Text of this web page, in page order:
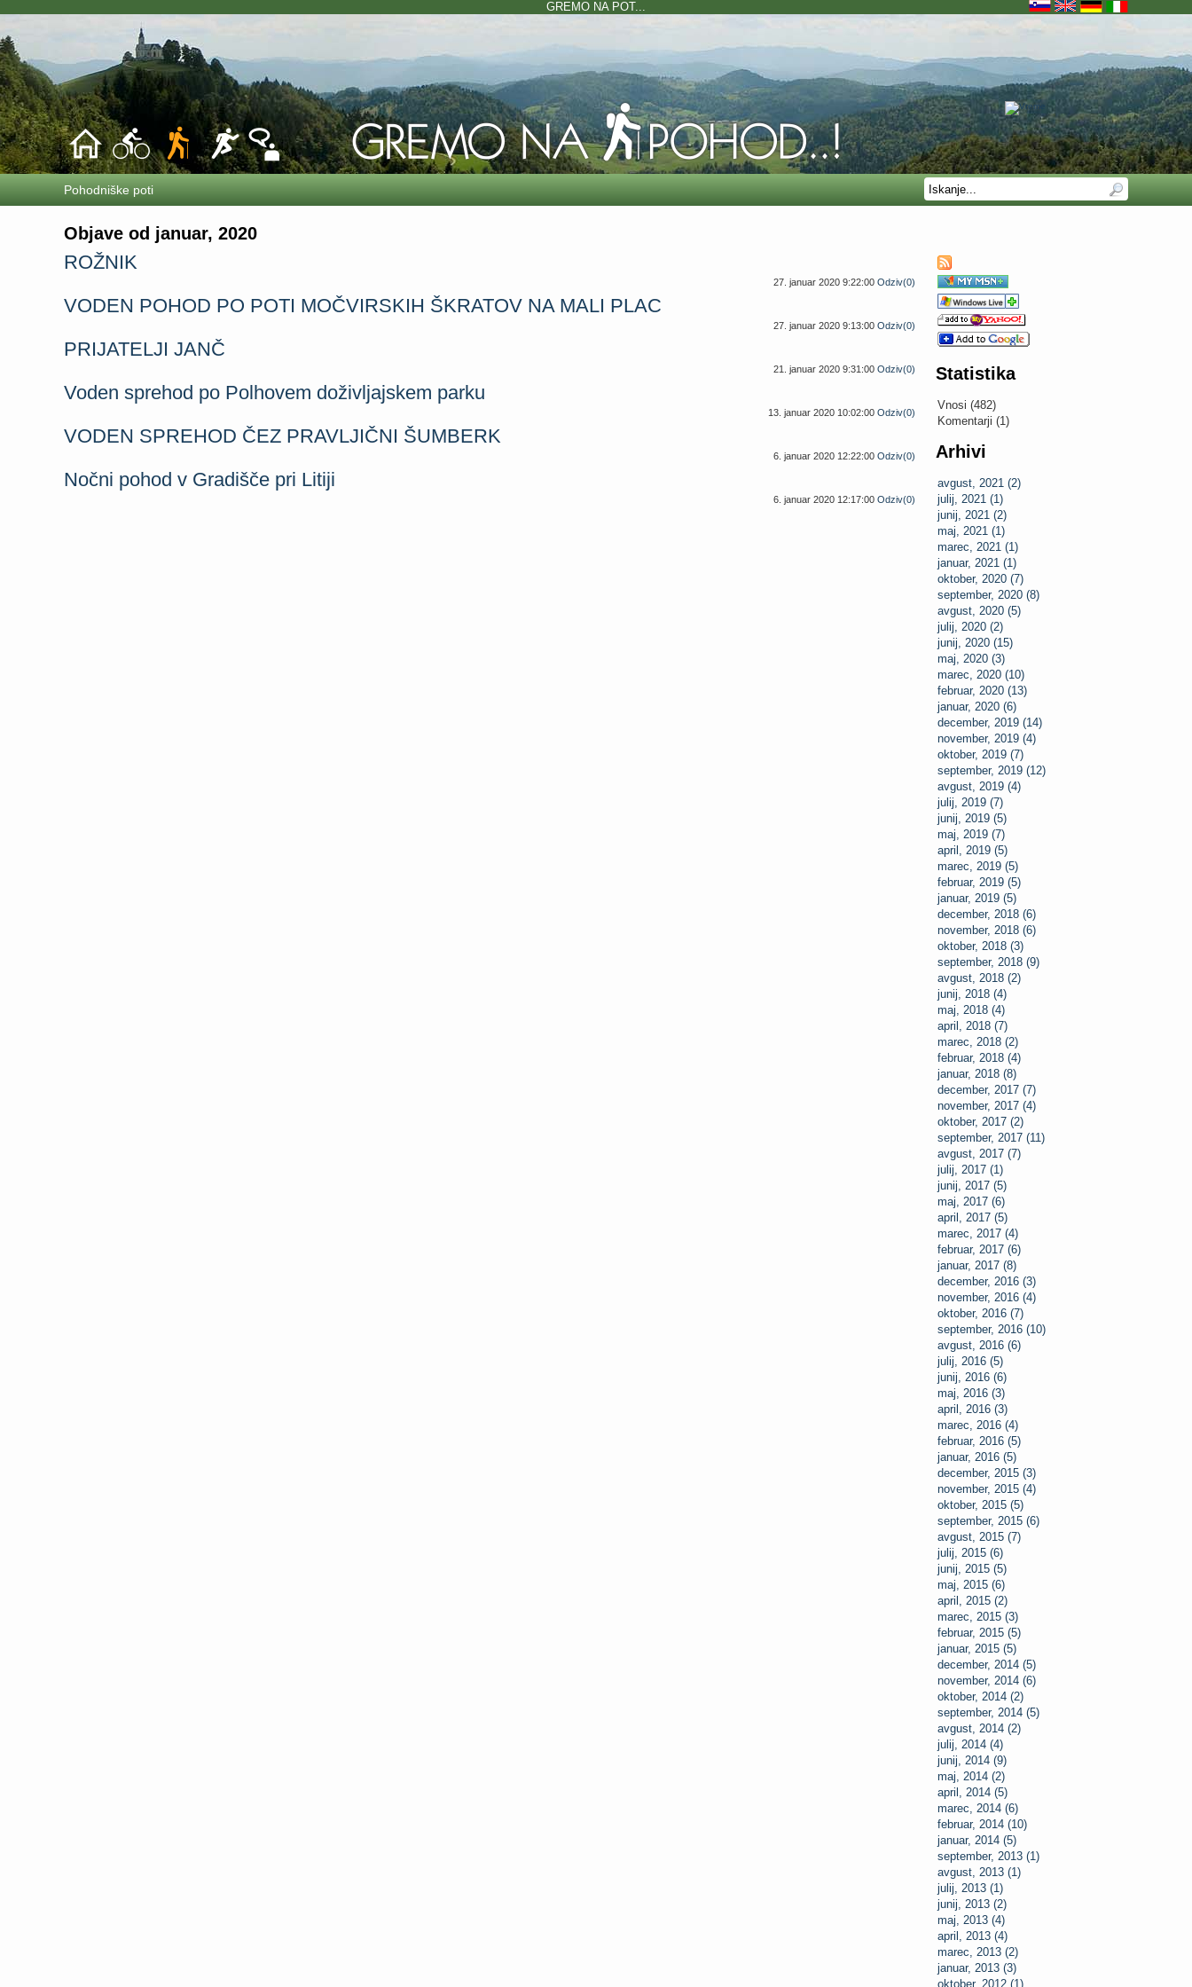
GREMO NA POT...
Pohodniške poti
Objave od januar, 2020
Statistika
Vnosi (482)
Komentarji (1)
Arhivi
avgust, 2021 (2)
julij, 2021 (1)
junij, 2021 (2)
maj, 2021 (1)
marec, 2021 (1)
januar, 2021 (1)
oktober, 2020 (7)
september, 2020 (8)
avgust, 2020 (5)
julij, 2020 (2)
junij, 2020 (15)
maj, 2020 (3)
marec, 2020 (10)
februar, 2020 (13)
januar, 2020 (6)
december, 2019 (14)
november, 2019 (4)
oktober, 2019 (7)
september, 2019 (12)
avgust, 2019 (4)
julij, 2019 (7)
junij, 2019 (5)
maj, 2019 (7)
april, 2019 (5)
marec, 2019 (5)
februar, 2019 (5)
januar, 2019 (5)
december, 2018 (6)
november, 2018 (6)
oktober, 2018 (3)
september, 2018 (9)
avgust, 2018 (2)
junij, 2018 (4)
maj, 2018 (4)
april, 2018 (7)
marec, 2018 (2)
februar, 2018 (4)
januar, 2018 (8)
december, 2017 (7)
november, 2017 (4)
oktober, 2017 (2)
september, 2017 (11)
avgust, 2017 (7)
julij, 2017 (1)
junij, 2017 (5)
maj, 2017 (6)
april, 2017 (5)
marec, 2017 (4)
februar, 2017 (6)
januar, 2017 (8)
december, 2016 (3)
november, 2016 (4)
oktober, 2016 (7)
september, 2016 (10)
avgust, 2016 (6)
julij, 2016 (5)
junij, 2016 (6)
maj, 2016 (3)
april, 2016 (3)
marec, 2016 (4)
februar, 2016 (5)
januar, 2016 (5)
december, 2015 (3)
november, 2015 (4)
oktober, 2015 (5)
september, 2015 (6)
avgust, 2015 (7)
julij, 2015 (6)
junij, 2015 (5)
maj, 2015 (6)
april, 2015 (2)
marec, 2015 (3)
februar, 2015 (5)
januar, 2015 (5)
december, 2014 (5)
november, 2014 (6)
oktober, 2014 (2)
september, 2014 (5)
avgust, 2014 (2)
julij, 2014 (4)
junij, 2014 (9)
maj, 2014 (2)
april, 2014 (5)
marec, 2014 (6)
februar, 2014 (10)
januar, 2014 (5)
september, 2013 (1)
avgust, 2013 (1)
julij, 2013 (1)
junij, 2013 (2)
maj, 2013 (4)
april, 2013 (4)
marec, 2013 (2)
januar, 2013 (3)
oktober, 2012 (1)
ROŽNIK
27. januar 2020 9:22:00 Odziv(0)
VODEN POHOD PO POTI MOČVIRSKIH ŠKRATOV NA MALI PLAC
27. januar 2020 9:13:00 Odziv(0)
PRIJATELJI JANČ
21. januar 2020 9:31:00 Odziv(0)
Voden sprehod po Polhovem doživljajskem parku
13. januar 2020 10:02:00 Odziv(0)
VODEN SPREHOD ČEZ PRAVLJIČNI ŠUMBERK
6. januar 2020 12:22:00 Odziv(0)
Nočni pohod v Gradišče pri Litiji
6. januar 2020 12:17:00 Odziv(0)